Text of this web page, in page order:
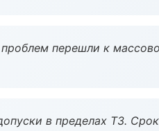
перешли к
в пределах ТЗ.